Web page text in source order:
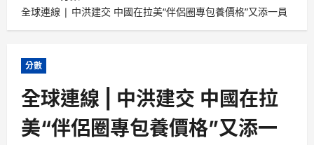
全球連線 | 中洪建交 中國在拉美“伴侶圈專包養價格”又添一員
分數
全球連線 | 中洪建交 中國在拉
美“伴侶圈專包養價格”又添一